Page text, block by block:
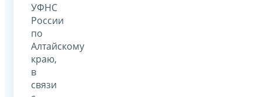
УФНС
России
по
Алтайскому
краю,
в
связи